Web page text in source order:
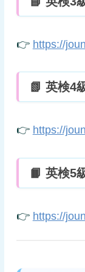
👉 https://
📗 英検4
👉 https://
📙 英検5
👉 https://